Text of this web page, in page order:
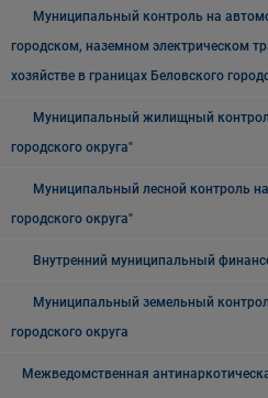
Муниципальный контроль на
городском, наземном электрическом
хозяйстве в границах Беловского
Муниципальный жилищный
городского округа"
Муниципальный лесной контроль
городского округа"
Внутренний муниципальный
Муниципальный земельный
городского округа
Межведомственная